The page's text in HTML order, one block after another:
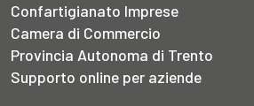
Confartigianato Imprese
Camera di Commercio
Provincia Autonoma di Trento
Supporto online per aziende